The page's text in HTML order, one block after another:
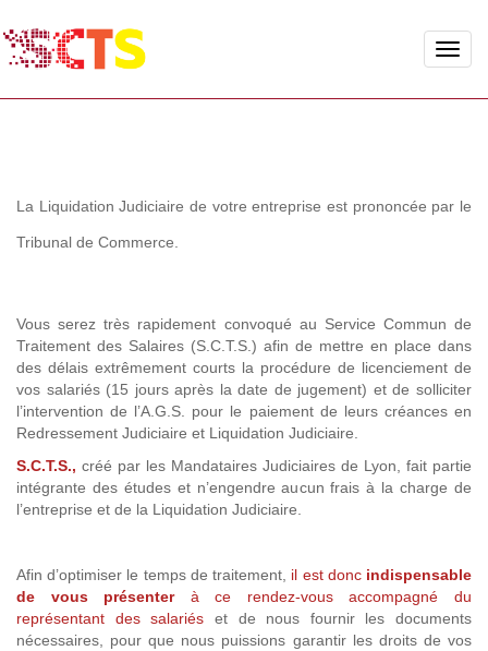
Toggle
La Liquidation Judiciaire de votre entreprise est prononcée par le
Tribunal de Commerce.
Vous serez très rapidement convoqué au Service Commun de
Traitement des Salaires (S.C.T.S.) afin de mettre en place dans
des délais extrêmement courts la procédure de licenciement de
vos salariés (15 jours après la date de jugement) et de solliciter
l’intervention de l’A.G.S. pour le paiement de leurs créances en
Redressement Judiciaire et Liquidation Judiciaire.
S.C.T.S., créé par les Mandataires Judiciaires de Lyon, fait partie
intégrante des études et n’engendre aucun frais à la charge de
l’entreprise et de la Liquidation Judiciaire.
Afin d’optimiser le temps de traitement, il est doncindispensable
de vous présenterà ce rendez-vous accompagné du
représentant des salariés et de nous fournir les documents
nécessaires, pour que nous puissions garantir les droits de vos